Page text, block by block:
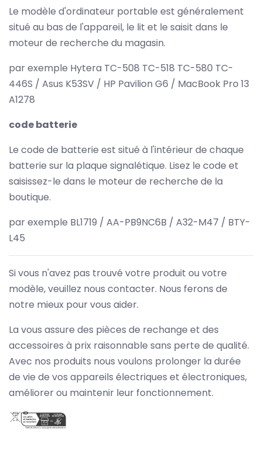
Le modèle d'ordinateur portable est généralement
situé au bas de l'appareil, le lit et le saisit dans le
moteur de recherche du magasin.
par exemple Hytera TC-508 TC-518 TC-580 TC-
446S / Asus K53SV / HP Pavilion G6 / MacBook Pro 13
A1278
code batterie
Le code de batterie est situé à l'intérieur de chaque
batterie sur la plaque signalétique. Lisez le code et
saisissez-le dans le moteur de recherche de la
boutique.
par exemple BL1719 / AA-PB9NC6B / A32-M47 / BTY-
L45
Si vous n'avez pas trouvé votre produit ou votre
modèle, veuillez nous contacter. Nous ferons de
notre mieux pour vous aider.
La vous assure des pièces de rechange et des
accessoires à prix raisonnable sans perte de qualité.
Avec nos produits nous voulons prolonger la durée
de vie de vos appareils électriques et électroniques,
améliorer ou maintenir leur fonctionnement.